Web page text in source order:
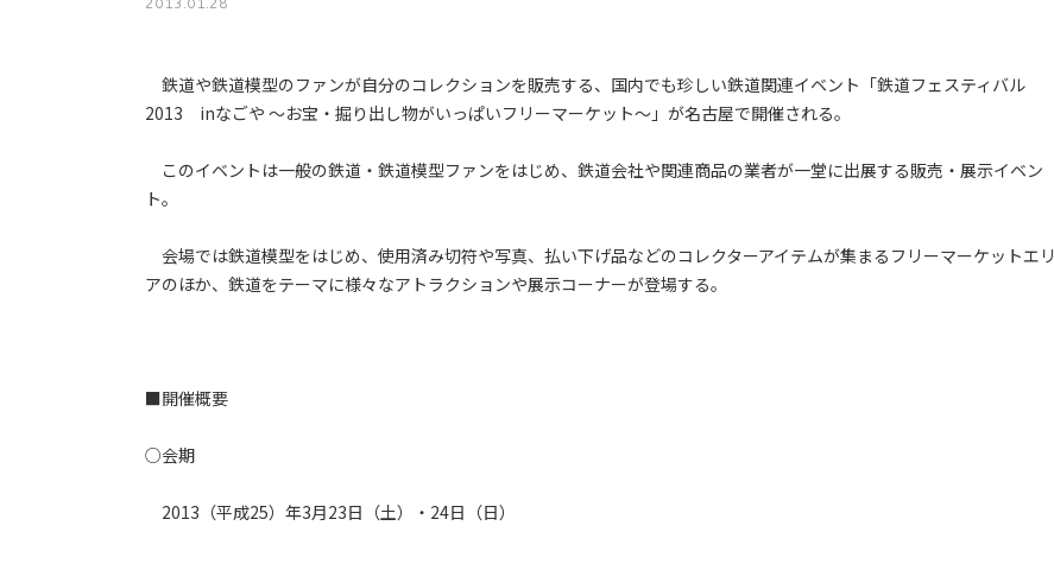
鉄道や鉄道模型のファンが自分のコレクションを販売する、国内でも珍しい鉄道関連イベント「鉄道フェスティバル
2013 inなごや ～お宝・掘り出し物がいっぱいフリーマーケット～」が名古屋で開催される。
このイベントは一般の鉄道・鉄道模型ファンをはじめ、鉄道会社や関連商品の業者が一堂に出展する販売・展示イベン
ト。
会場では鉄道模型をはじめ、使用済み切符や写真、払い下げ品などのコレクターアイテムが集まるフリーマーケットエリ
アのほか、鉄道をテーマに様々なアトラクションや展示コーナーが登場する。
■開催概要
○会期
2013（平成25）年3月23日（土）・24日（日）